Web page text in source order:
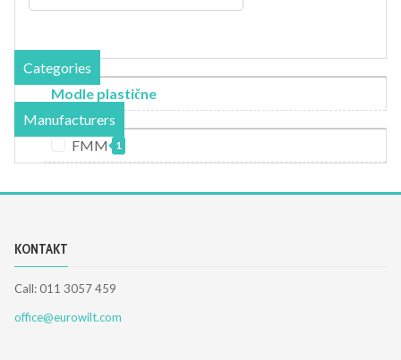
Categories
Modle plastične
Manufacturers
FMM
1
KONTAKT
Call: 011 3057 459
office@eurowilt.com